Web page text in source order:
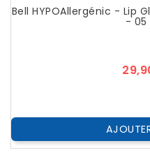
Bell HYPOAllergénic - Lip
- 05